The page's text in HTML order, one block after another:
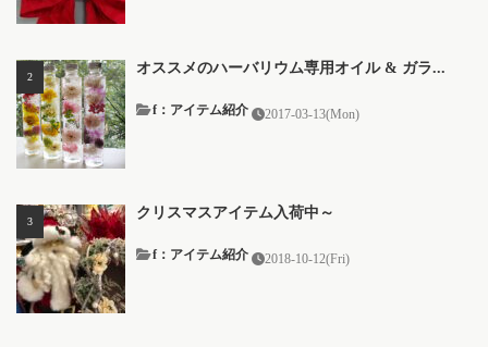
オススメのハーバリウム専用オイル & ガラ...
2017-03-13(Mon)
f：アイテム紹介
クリスマスアイテム入荷中～
2018-10-12(Fri)
f：アイテム紹介